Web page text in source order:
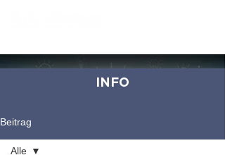
INFO
Beitrag
Alle